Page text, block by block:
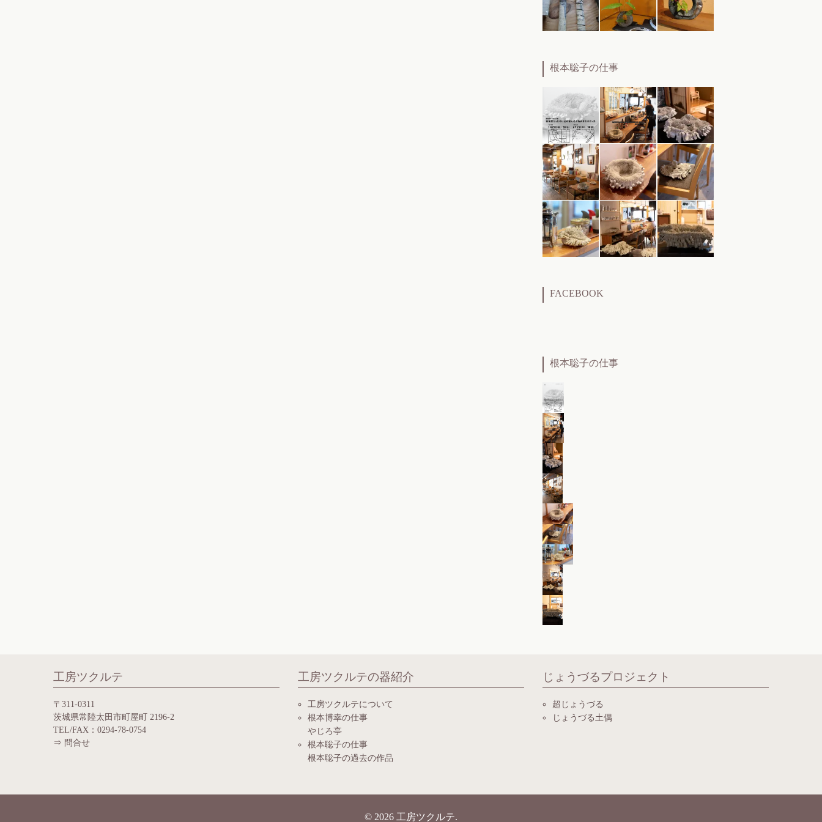
根本聡子の仕事
FACEBOOK
根本聡子の仕事
工房ツクルテ
〒311-0311
茨城県常陸太田市町屋町 2196-2
TEL/FAX：0294-78-0754
⇒ 問合せ
工房ツクルテの器紹介
工房ツクルテについて
根本博幸の仕事
やじろ亭
根本聡子の仕事
根本聡子の過去の作品
じょうづるプロジェクト
超じょうづる
じょうづる土偶
© 2026 工房ツクルテ.